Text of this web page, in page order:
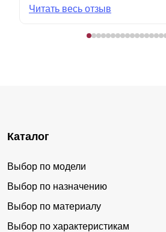
Читать весь отзыв
Каталог
Выбор по модели
Выбор по назначению
Выбор по материалу
Выбор по характеристикам